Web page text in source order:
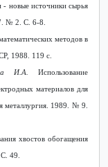
- новые источники сырья
№ 2. С. 6-8.
методов в
1988. 119 с.
И.А. Использование
материалов для
металлургия. 1989. № 9.
хвостов обогащения
49.